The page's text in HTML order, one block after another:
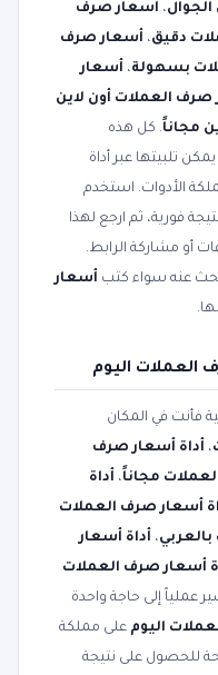
، أسعار صرف
دقيق، أسعار صرف
بسهولة، أسعار
صرف العملات أون لاين
مجاناً. كل هذه
تلبيتها عبر أداة
الأدوات. استخدم
فورية، ثم ارجع لهذا
أو مشاركة الرابط.
عنه سواء كتب أسعار
اليوم
فأنت في المكان
، أداة أسعار صرف
مجاناً، أداة
أسعار صرف العملات
، أداة أسعار
أسعار صرف العملات
عملياً إلى حاجة واحدة
اليوم على مملكة
للحصول على نتيجة